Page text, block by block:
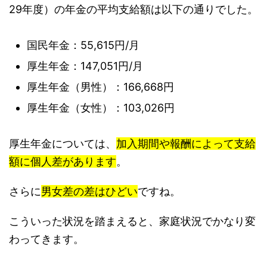
29年度）の年金の平均支給額は以下の通りでした。
国民年金：55,615円/月
厚生年金：147,051円/月
厚生年金（男性）：166,668円
厚生年金（女性）：103,026円
厚生年金については、 加入期間や報酬によって支給
額に個人差があります。
さらに男女差の差はひどいですね。
こういった状況を踏まえると、家庭状況でかなり変
わってきます。